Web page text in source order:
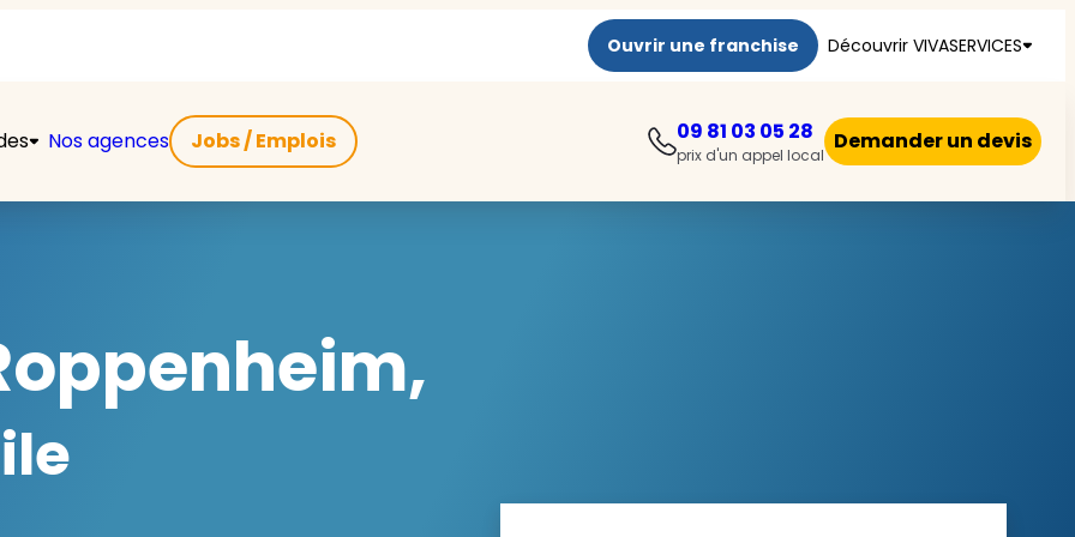
Ouvrir une franchise Découvrir VIVASERVICES
Nos agences Jobs / Emplois 09 81 03 05 28
prix d'un appel local
Demander un devis